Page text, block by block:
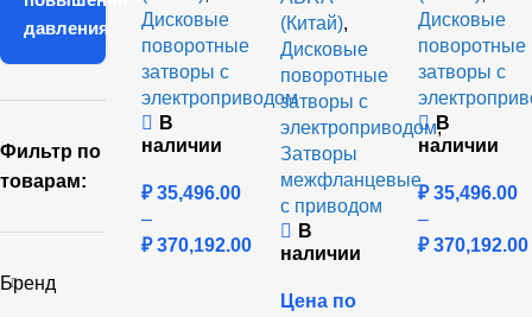
давления
Фильтр по
товарам:
Бренд
Дисковые
поворотные
затворы с
электроприводом
В
наличии
₽35,496.00
–
₽370,192.00
(Китай),
Дисковые
поворотные
затворы с
электроприводом,
Затворы
межфланцевые
с приводом
В
наличии
Цена по
Дисковые
поворотные
затворы с
В
наличии
₽35,496.00
–
₽370,192.00